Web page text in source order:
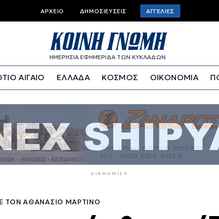
Top
bar
menu
ΑΡΧΕΊΟ ΔΗΜΟΣΙΕΎΣΕΙΣ ΑΓΓΕΛΊΕΣ
ΗΜΕΡΗΣΙΑ ΕΦΗΜΕΡΙΔΑ ΤΩΝ ΚΥΚΛΑΔΩΝ
ΑΙΓΑΙΟ ΕΛΛΑΔΑ ΚΟΣΜΟΣ ΟΙΚΟΝΟΜΙΑ
ΔΙΑΦΉΜΙΣΗ
ΤΟΝ ΑΘΑΝΆΣΙΟ ΜΑΡΤΊΝΟ